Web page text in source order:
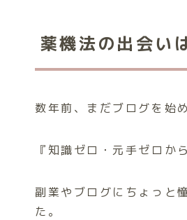
薬機法の出会い
数年前、まだブログを始
『知識ゼロ・元手ゼロか
副業やブログにちょっと
た。